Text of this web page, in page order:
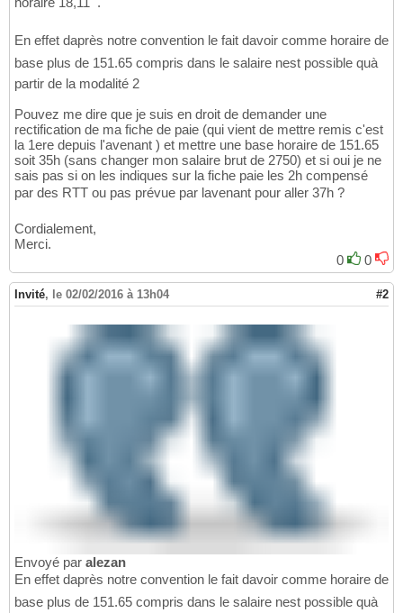
En effet daprès notre convention le fait davoir comme horaire de
base plus de 151.65 compris dans le salaire nest possible quà
partir de la modalité 2
Pouvez me dire que je suis en droit de demander une
rectification de ma fiche de paie (qui vient de mettre remis c'est
la 1ere depuis l'avenant ) et mettre une base horaire de 151.65
soit 35h (sans changer mon salaire brut de 2750) et si oui je ne
sais pas si on les indiques sur la fiche paie les 2h compensé
par des RTT ou pas prévue par lavenant pour aller 37h ?
Cordialement,
Merci.
0
0
Invité, le 02/02/2016 à 13h04 #2
Envoyé par alezan
En effet daprès notre convention le fait davoir comme horaire de
base plus de 151.65 compris dans le salaire nest possible quà